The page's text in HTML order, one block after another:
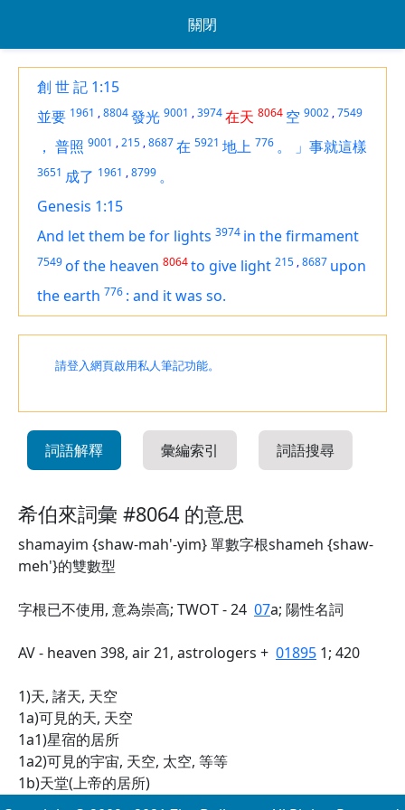
關閉
創 世 記 1:15
並要 1961 ,8804發光 9001 ,3974在天 8064 空 9002 ,7549
， 普照 9001 ,215 ,8687在 5921 地上 776 。 」事就這樣
3651 成了 1961 ,8799 。
Genesis 1:15
And let them be for lights 3974 in the firmament
7549of the heaven 8064to give light 215 ,8687 upon
the earth 776 : and it was so.
請登入網頁啟用私人筆記功能。
詞語解釋 彙編索引 詞語搜尋
希伯來詞彙 #8064 的意思
shamayim {shaw-mah'-yim} 單數字根shameh {shaw-
meh'}的雙數型
字根已不使用, 意為崇高; TWOT - 24 07a; 陽性名詞
AV - heaven 398, air 21, astrologers + 01895 1; 420
1)天, 諸天, 天空
1a)可見的天, 天空
1a1)星宿的居所
1a2)可見的宇宙, 天空, 太空, 等等
1b)天堂(上帝的居所)